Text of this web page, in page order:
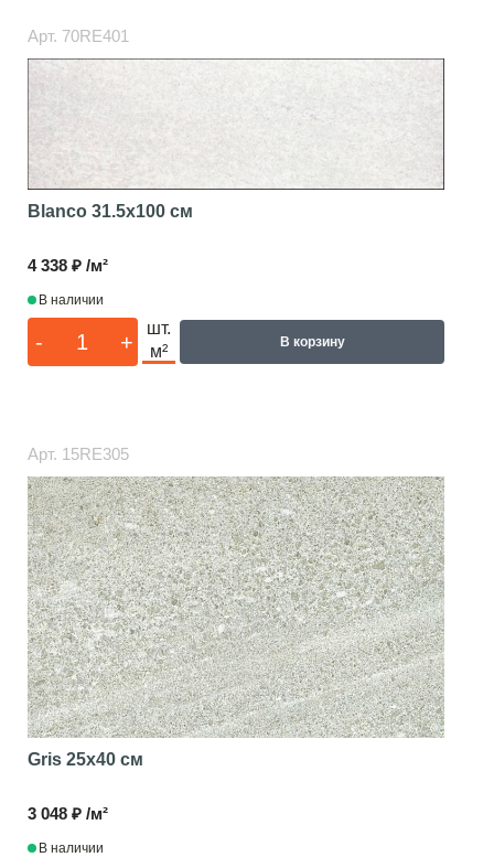
Арт. 70RE401
Blanco 31.5x100 см
4 338 ₽ /м²
В наличии
- +
шт.
м²
В корзину
Арт. 15RE305
Gris 25x40 см
3 048 ₽ /м²
В наличии